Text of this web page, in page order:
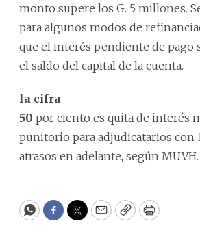
monto supere los G. 5 millones.
para algunos modos de
que el interés pendiente de pago
el saldo del capital de la cuenta.
la cifra
50 por ciento es quita de interés
punitorio para adjudicatarios con
atrasos en adelante, según MUVH.
WhatsApp
Facebook
Twitter
EmailCopyPrint